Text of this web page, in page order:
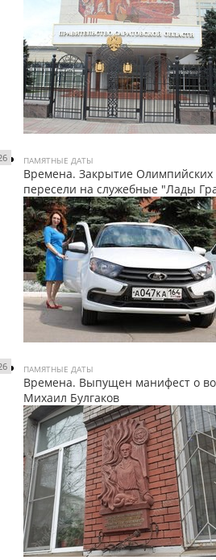
ПАМЯТНЫЕ ДАТЫ
Времена. Закрытие
пересели на служебные "Лады
ПАМЯТНЫЕ ДАТЫ
Времена. Выпущен манифест о
Михаил Булгаков